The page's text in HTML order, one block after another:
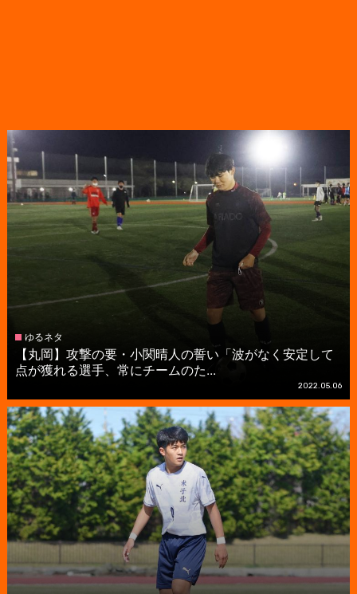
ゆるネタ
【丸岡】攻撃の要・小関晴人の誓い「波がなく安定して
点が獲れる選手、常にチームのた...
2022.05.06